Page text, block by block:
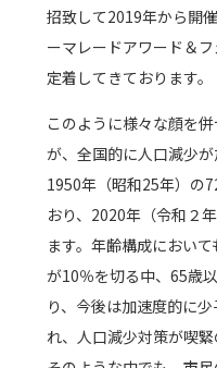
招致して2019年から開
ーマレードアワード＆
定着してきております。
このように様々な顔を
が、全国的に人口減少
1950年（昭和25年）の
おり、2020年（令和２
ます。年齢構成におい
が10％を切る中、65歳
り、今後は加速度的に
れ、人口減少対策が喫緊